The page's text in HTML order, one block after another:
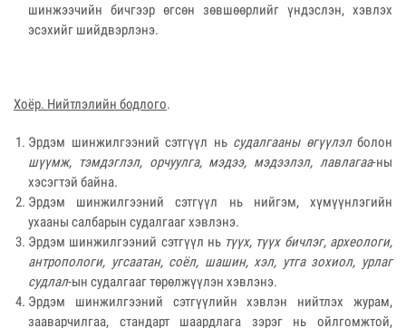
шинжээчийн бичгээр өгсөн зөвшөөрлийг үндэслэн, хэвлэх
эсэхийг шийдвэрлэнэ.
Хоёр. Нийтлэлийн бодлого.
Эрдэм шинжилгээний сэтгүүл нь судалгааны өгүүлэлболон
шүүмж, тэмдэглэл, орчуулга, мэдээ, мэдээлэл, лавлагаа-ны
хэсэгтэй байна.
Эрдэм шинжилгээний сэтгүүл нь нийгэм, хүмүүнлэгийн
ухааны салбарын судалгааг хэвлэнэ.
Эрдэм шинжилгээний сэтгүүл нь түүх, түүх бичлэг, археологи,
антропологи, угсаатан, соёл, шашин, хэл, утга зохиол, урлаг
судлал-ын судалгааг төрөлжүүлэн хэвлэнэ.
Эрдэм шинжилгээний сэтгүүлийн хэвлэн нийтлэх журам,
зааварчилгаа, стандарт шаардлага зэрэг нь ойлгомжтой,